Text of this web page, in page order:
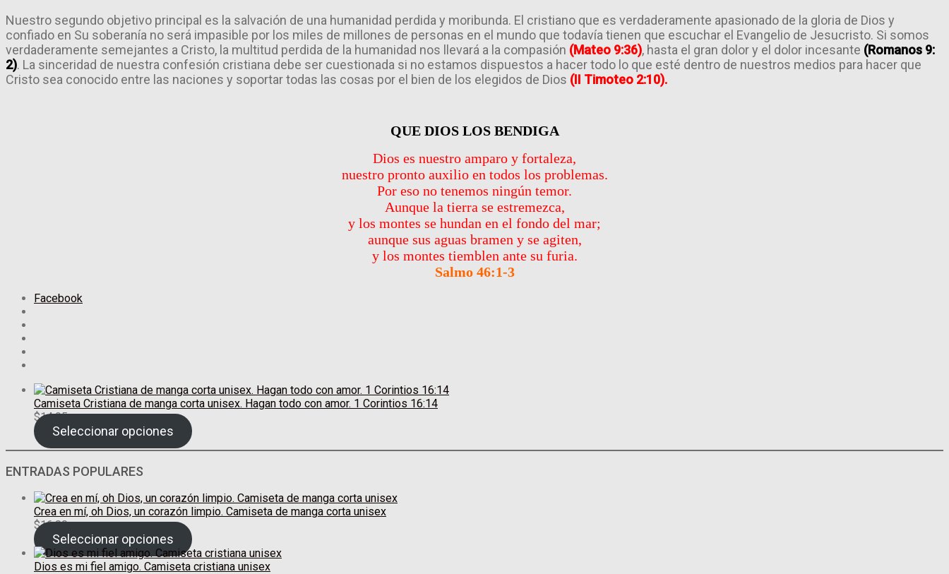
Nuestro segundo objetivo principal es la salvación de una humanidad perdida y moribunda. El cristiano que es verdaderamente apasionado de la gloria de Dios y
confiado en Su soberanía no será impasible por los miles de millones de personas en el mundo que todavía tienen que escuchar el Evangelio de Jesucristo. Si somos
verdaderamente semejantes a Cristo, la multitud perdida de la humanidad nos llevará a la compasión (Mateo 9:36), hasta el gran dolor y el dolor incesante (Romanos 9:
2). La sinceridad de nuestra confesión cristiana debe ser cuestionada si no estamos dispuestos a hacer todo lo que esté dentro de nuestros medios para hacer que
Cristo sea conocido entre las naciones y soportar todas las cosas por el bien de los elegidos de Dios (II Timoteo 2:10).
QUE DIOS LOS BENDIGA
Dios es nuestro amparo y fortaleza,
nuestro pronto auxilio en todos los problemas.
Por eso no tenemos ningún temor.
Aunque la tierra se estremezca,
y los montes se hundan en el fondo del mar;
aunque sus aguas bramen y se agiten,
y los montes tiemblen ante su furia.
Salmo 46:1-3
Facebook
Camiseta Cristiana de manga corta unisex. Hagan todo con amor. 1 Corintios 16:14
$14.95
Seleccionar opciones
ENTRADAS POPULARES
Crea en mí, oh Dios, un corazón limpio. Camiseta de manga corta unisex
$16.00
Seleccionar opciones
Dios es mi fiel amigo. Camiseta cristiana unisex